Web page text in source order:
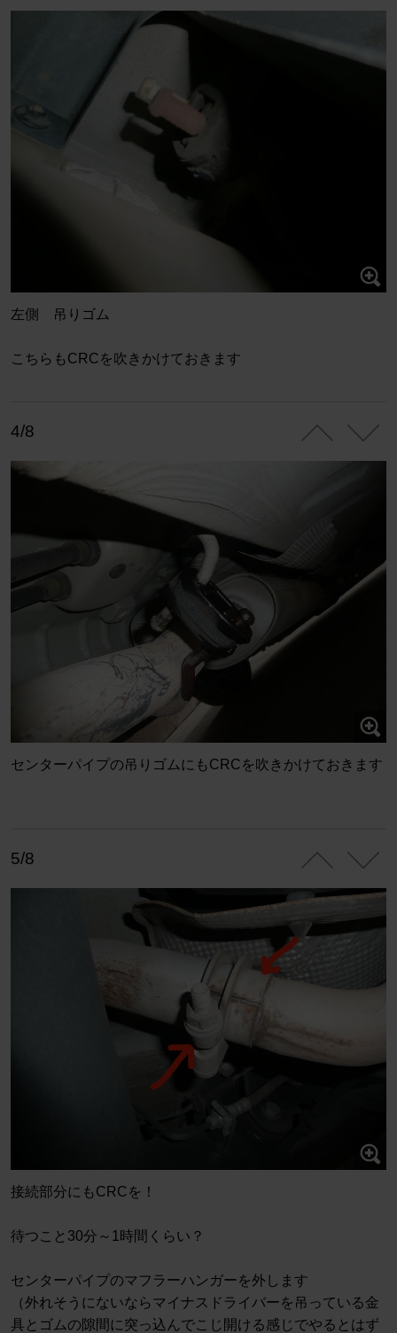
左側 吊りゴム
こちらもCRCを吹きかけておきます
4/8
センターパイプの吊りゴムにもCRCを吹きかけておきます
5/8
接続部分にもCRCを！
待つこと30分～1時間くらい？
センターパイプのマフラーハンガーを外します
（外れそうにないならマイナスドライバーを吊っている金
具とゴムの隙間に突っ込んでこじ開ける感じでやるとはず